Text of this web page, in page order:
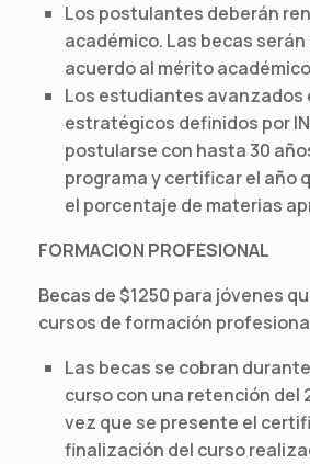
Los postulantes deberán
académico. Las becas
acuerdo al mérito
Los estudiantes avanzados
estratégicos definidos por
postularse con hasta 30
programa y certificar el año
el porcentaje de materias
FORMACION PROFESIONAL
Becas de $1250 para jóvenes
cursos de formación
Las becas se cobran
curso con una retención del
vez que se presente el
finalización del curso